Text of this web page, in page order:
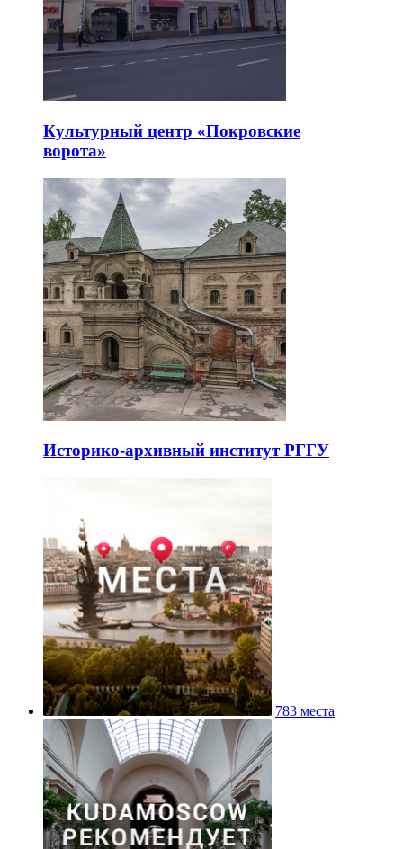
Культурный центр «Покровские
ворота»
Историко-архивный институт РГГУ
783 места